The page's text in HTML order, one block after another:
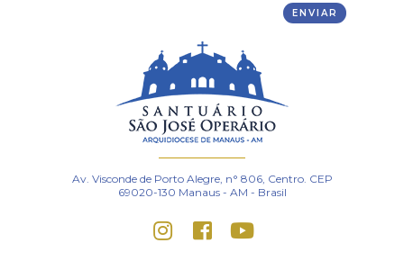
Av. Visconde de Porto Alegre, n° 806, Centro. CEP
69020-130 Manaus - AM - Brasil